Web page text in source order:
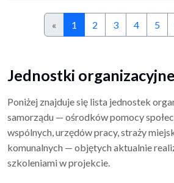
« 1 2 3 4 5
Jednostki
Poniżej znajduje się lista jednostek
samorządu — ośrodków pomocy
wspólnych, urzędów pracy, straży
komunalnych — objętych aktualnie
szkoleniami w projekcie.